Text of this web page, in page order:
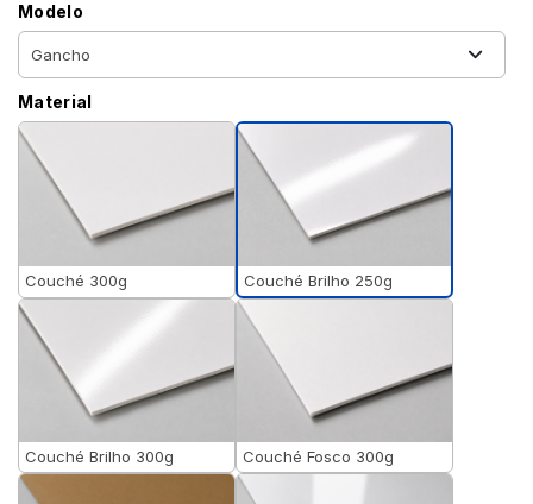
Modelo
Material
Couché 300g Couché Brilho 250g
Couché Brilho 300g Couché Fosco 300g